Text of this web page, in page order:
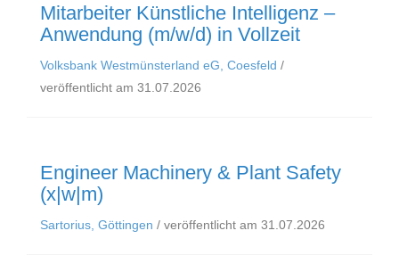
Mitarbeiter Künstliche Intelligenz –
Anwendung (m/w/d) in Vollzeit
Volksbank Westmünsterland eG, Coesfeld /
veröffentlicht am 31.07.2026
Engineer Machinery & Plant Safety
(x|w|m)
Sartorius, Göttingen / veröffentlicht am 31.07.2026